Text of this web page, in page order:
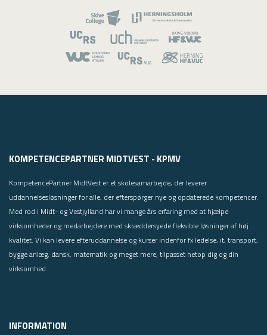
KOMPETENCEPARTNER MIDTVEST - KPMV
KompetencePartner MidtVest er et skolesamarbejde, der leverer
uddannelsesløsninger for alle, der efterspørger nye og opdaterede kompetencer.
Med rod i Midt- og Vestjylland har vi mange års erfaring med at hjælpe
virksomheder og medarbejdere med skræddersyede fleksible løsninger af høj
kvalitet. Vi kan levere efteruddannelse og kurser indenfor fx ledelse, it, transport,
bygge anlæg, dansk, matematik og meget mere, tilpasset netop dig og din
virksomhed.
INFORMATION